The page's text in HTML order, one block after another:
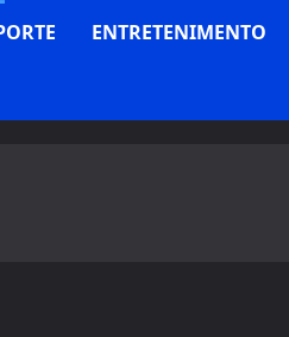
ENTRETENIMENTO